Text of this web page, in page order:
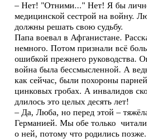
– Нет! "Отними..." Нет! Я бы
медицинской сестрой на войну.
должны решать свою судьбу.
Папа воевал в Афганистане.
немного. Потом признали всё
ошибкой прежнего руководства.
война была бессмысленной. А
как сейчас, были похороны
цинковых гробах. А инвалидов
длилось это целых десять лет!
– Да, Люба, но перед этой –
Германией. Мы обе только
о ней, потому что родились